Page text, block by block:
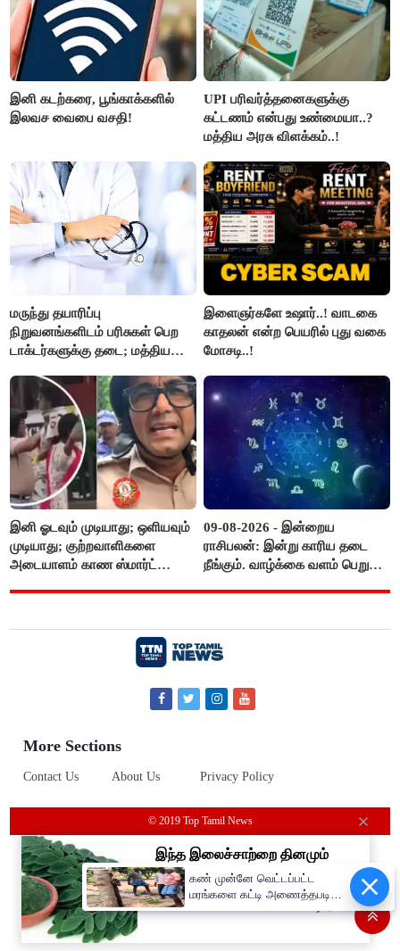
இனி கடற்கரை, பூங்காக்களில்
இலவச வைபை வசதி!
UPI பரிவர்த்தனைகளுக்கு
கட்டணம் என்பது உண்மையா..?
மத்திய அரசு விளக்கம்..!
மருந்து தயாரிப்பு
நிறுவனங்களிடம் பரிசுகள் பெற
டாக்டர்களுக்கு தடை; மத்திய
இளைஞர்களே உஷார்..! வாடகை
காதலன் என்ற பெயரில் புது வகை
மோசடி..!
இனி ஓடவும் முடியாது; ஒளியவும்
முடியாது; குற்றவாளிகளை
அடையாளம் காண ஸ்மார்ட்
09-08-2026 - இன்றைய
ராசிபலன்: இன்று காரிய தடை
நீங்கும். வாழ்க்கை வளம் பெறும்.
More Sections
Contact Us About Us Privacy Policy
© 2019 Top Tamil News
கண் முன்னே வெட்டப்பட்ட
மரங்களை கட்டி அணைத்தபடி
கதறி அழுத பெண்- வீடியோ